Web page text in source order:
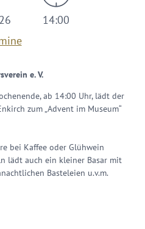
14:00
e. V.
ab 14:00 Uhr, lädt der
zum „Advent im Museum“
bei Kaffee oder Glühwein
lädt auch ein kleiner Basar mit
Basteleien u.v.m.